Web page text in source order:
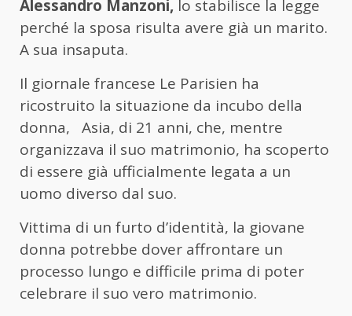
Alessandro Manzoni, lo stabilisce la legge
perché la sposa risulta avere già un marito.
A sua insaputa.
Il giornale francese Le Parisien ha
ricostruito la situazione da incubo della
donna,
Asia, di 21 anni, che, mentre
organizzava il suo matrimonio, ha scoperto
di essere già ufficialmente legata a un
uomo diverso dal suo.
Vittima di un furto d’identità, la giovane
donna potrebbe dover affrontare un
processo lungo e difficile prima di poter
celebrare il suo vero matrimonio.